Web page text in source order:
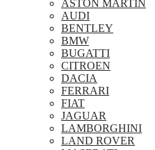
ASTON MARTIN
AUDI
BENTLEY
BMW
BUGATTI
CITROEN
DACIA
FERRARI
FIAT
JAGUAR
LAMBORGHINI
LAND ROVER